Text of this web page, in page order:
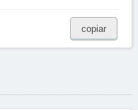
copiar